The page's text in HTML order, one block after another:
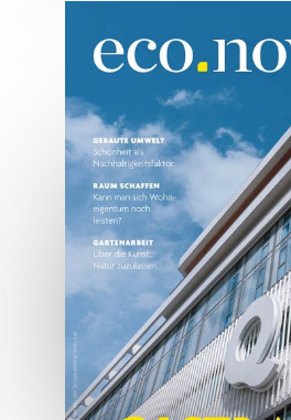
07/2026
Tirols Top 500 -
2026
JETZT
ONLINE LESEN